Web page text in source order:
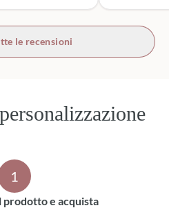
le recensioni
1
prodotto e acquista